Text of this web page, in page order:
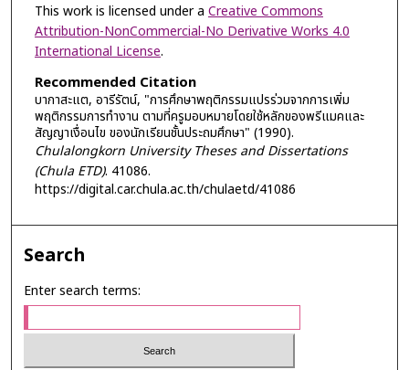
This work is licensed under a Creative Commons
Attribution-NonCommercial-No Derivative Works 4.0
International License.
Recommended Citation
บากาสะแต, อารีรัตน์, "การศึกษาพฤติกรรมแปรร่วมจากการเพิ่ม
พฤติกรรมการทำงาน ตามที่ครูมอบหมายโดยใช้หลักของพรีแมคและ
สัญญาเงื่อนไข ของนักเรียนชั้นประถมศึกษา" (1990).
Chulalongkorn University Theses and Dissertations
(Chula ETD). 41086.
https://digital.car.chula.ac.th/chulaetd/41086
Search
Enter search terms: